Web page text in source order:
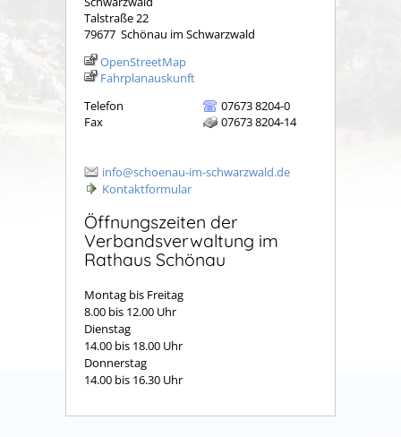
Talstraße 22
79677 Schönau im Schwarzwald
OpenStreetMap
Fahrplanauskunft
Telefon
07673 8204-0
Fax
07673 8204-14
info@schoenau-im-schwarzwald.de
Kontaktformular
Öffnungszeiten der
Verbandsverwaltung im
Rathaus Schönau
Montag bis Freitag
8.00 bis 12.00 Uhr
Dienstag
14.00 bis 18.00 Uhr
Donnerstag
14.00 bis 16.30 Uhr